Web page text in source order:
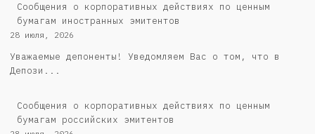
Сообщения о корпоративных действиях по ценным
бумагам иностранных эмитентов
28 июля, 2026
Уважаемые депоненты! Уведомляем Вас о том, что в
Депози...
Cообщения о корпоративных действиях по ценным
бумагам российских эмитентов